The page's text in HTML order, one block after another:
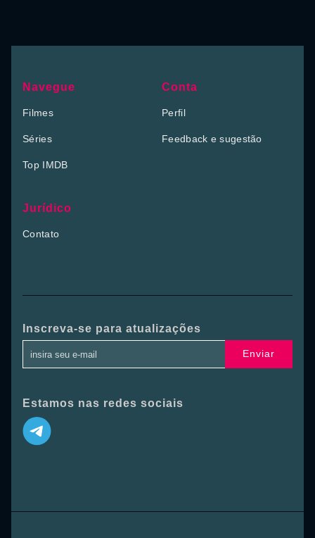
Navegue
Filmes
Séries
Top IMDB
Conta
Perfil
Feedback e sugestão
Jurídico
Contato
Inscreva-se para atualizações
Enviar
Estamos nas redes sociais